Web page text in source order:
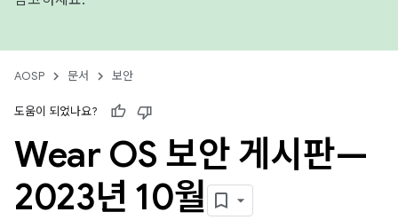
AOSP 문서 보안
도움이 되었나요?
Wear OS 보안 게시판—
2023년 10월